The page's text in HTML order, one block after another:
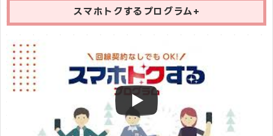
スマホトクするプログラム+